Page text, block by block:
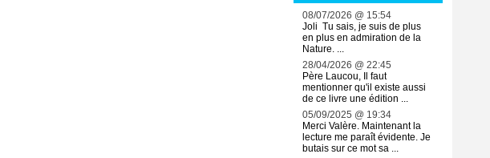
08/07/2026 @ 15:54
Joli Tu sais, je suis de plus
en plus en admiration de la
Nature. ...
28/04/2026 @ 22:45
Père Laucou, Il faut
mentionner qu'il existe aussi
de ce livre une édition ...
05/09/2025 @ 19:34
Merci Valère. Maintenant la
lecture me paraît évidente. Je
butais sur ce mot sa ...